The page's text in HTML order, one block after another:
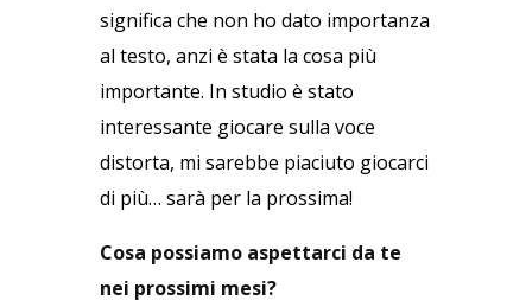
significa che non ho dato importanza
al testo, anzi è stata la cosa più
importante. In studio è stato
interessante giocare sulla voce
distorta, mi sarebbe piaciuto giocarci
di più… sarà per la prossima!
Cosa possiamo aspettarci da te
nei prossimi mesi?